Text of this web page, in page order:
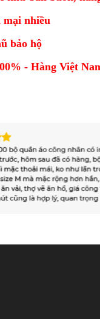
mại nhiều
bảo hộ
- Hàng Việt